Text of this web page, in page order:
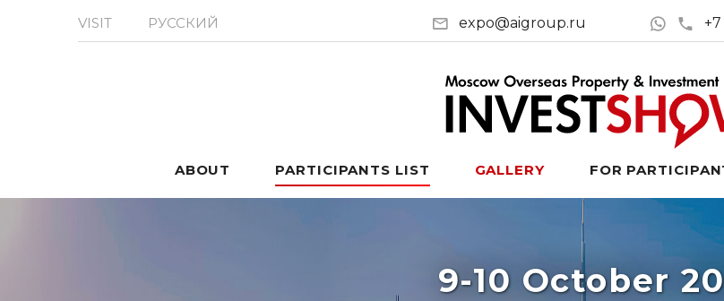
VISIT РУССКИЙ expo@aigroup.ru
ABOUT PARTICIPANTS LIST GALLERY FOR
9-10 October